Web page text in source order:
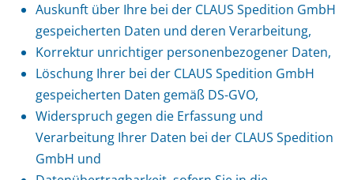
Auskunft über Ihre bei der CLAUS Spedition GmbH
gespeicherten Daten und deren Verarbeitung,
Korrektur unrichtiger personenbezogener Daten,
Löschung Ihrer bei der CLAUS Spedition GmbH
gespeicherten Daten gemäß DS-GVO,
Widerspruch gegen die Erfassung und
Verarbeitung Ihrer Daten bei der CLAUS Spedition
GmbH und